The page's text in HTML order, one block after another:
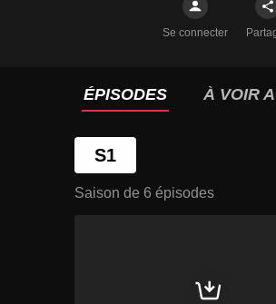
Se connecter
ÉPISODES À VOIR
S1
Saison de 6 épisodes